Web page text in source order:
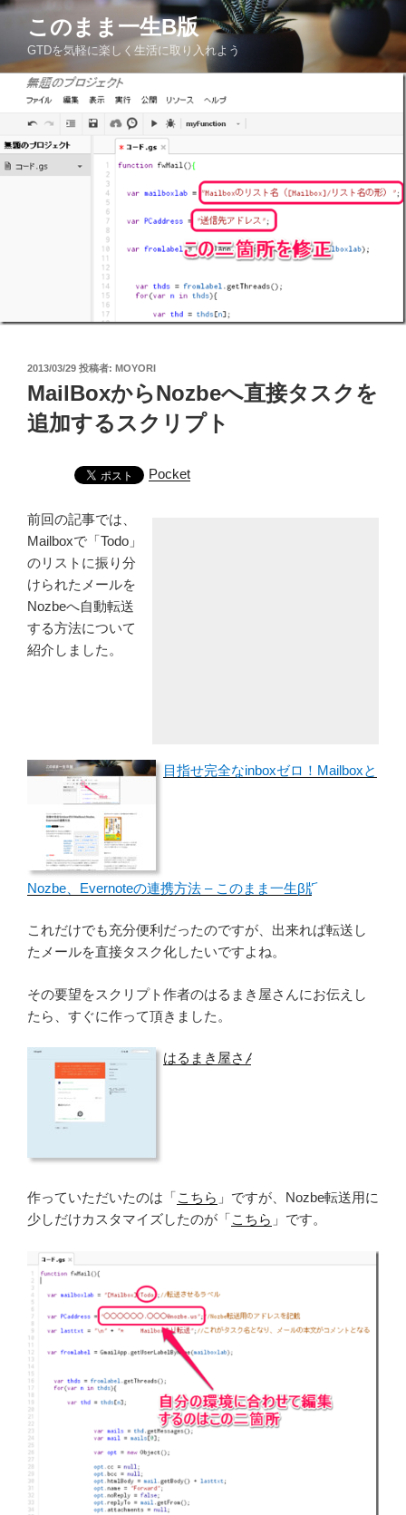
コ
ン
ス
キ
このまま一生Β版
GTDを気軽に楽しく生活に取り入れよう
投
稿
日:
2013/03/29 投稿者: MOYORI
MailBoxからNozbeへ直接タスクを
追加するスクリプト
Pocket
前回の記事では、
Mailboxで「Todo」
のリストに振り分
けられたメールを
Nozbeへ自動転送
する方法について
紹介しました。
目指せ完全なinboxゼロ！Mailboxと
Nozbe、Evernoteの連携方法 – このまま一生β版
これだけでも充分便利だったのですが、出来れば転送し
たメールを直接タスク化したいですよね。
その要望をスクリプト作者のはるまき屋さんにお伝えし
たら、すぐに作って頂きました。
はるまき屋さん
作っていただいたのは「 こちら 」ですが、Nozbe転送用に
少しだけカスタマイズしたのが「 こちら 」です。